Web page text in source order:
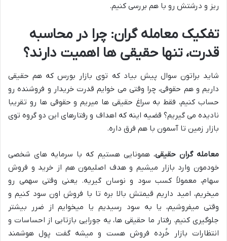
ریز و درشتش رو با هم بررسی کنیم.
تفکیک معامله گران: چرا در محاسبه
قدرت، تنها حقیقی ها اهمیت دارند؟
شاید براتون سوال پیش بیاد که توی بازار بورس که هم حقیقی
داریم و هم حقوقی، چرا وقتی می خوایم قدرت خریدار و فروشنده رو
حساب کنیم، فقط به سراغ حقیقی ها میریم و حقوقی ها رو تقریبا
نادیده می گیریم؟ قضیه اینه که اهداف و رفتارهای این دو گروه توی
بازار زمین تا آسمون با هم فرق داره.
معامله گران حقیقی، همونایی هستیم که با سرمایه های شخصی
خودمون وارد بازار میشیم و هدف اصلیمون هم از خرید و فروش
سهام، معمولاً کسب سود و نوسان گیریه. یعنی وقتی سهمی رو
میخریم، امید داریم قیمتش بالا بره تا با فروش اون سود کنیم و
وقتی میفروشیم، یا به سود رسیدیم یا میخوایم از ضرر بیشتر
جلوگیری کنیم. رفتار ما حقیقی ها، یه جورایی بازتابی از احساسات و
انتظارات بازار خُرده فروش هست و میشه گفت پول هوشمند